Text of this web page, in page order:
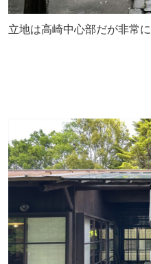
立地は高崎中心部だが非常